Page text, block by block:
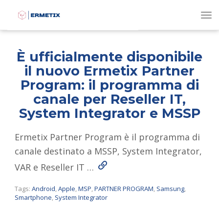
È ufficialmente disponibile
il nuovo Ermetix Partner
Program: il programma di
canale per Reseller IT,
System Integrator e MSSP
Ermetix Partner Program è il programma di
canale destinato a MSSP, System Integrator,
VAR e Reseller IT … Read More
Tags: Android,Apple,MSP,PARTNER PROGRAM, Samsung,
Smartphone, System Integrator